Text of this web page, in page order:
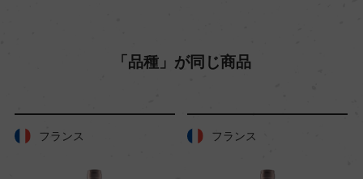
「品種」が同じ商品
フランス フランス